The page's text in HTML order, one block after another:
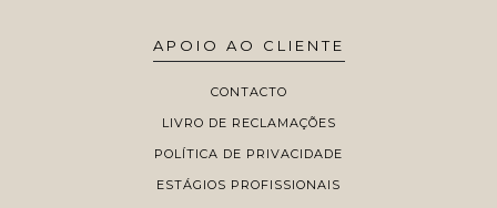
APOIO AO CLIENTE
CONTACTO
LIVRO DE RECLAMAÇÕES
POLÍTICA DE PRIVACIDADE
ESTÁGIOS PROFISSIONAIS